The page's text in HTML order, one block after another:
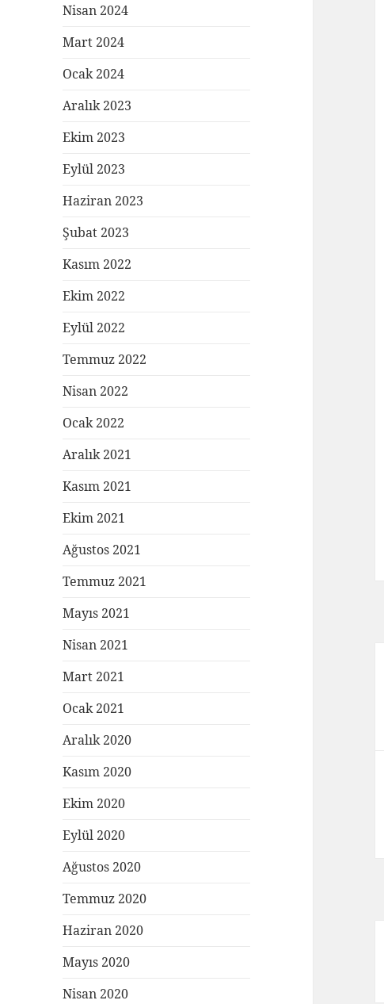
Nisan 2024
Mart 2024
Ocak 2024
Aralık 2023
Ekim 2023
Eylül 2023
Haziran 2023
Şubat 2023
Kasım 2022
Ekim 2022
Eylül 2022
Temmuz 2022
Nisan 2022
Ocak 2022
Aralık 2021
Kasım 2021
Ekim 2021
Ağustos 2021
Temmuz 2021
Mayıs 2021
Nisan 2021
Mart 2021
Ocak 2021
Aralık 2020
Kasım 2020
Ekim 2020
Eylül 2020
Ağustos 2020
Temmuz 2020
Haziran 2020
Mayıs 2020
Nisan 2020